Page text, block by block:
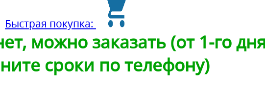
Быстрая покупка:
можно заказать (от 1-го
сроки по телефону)